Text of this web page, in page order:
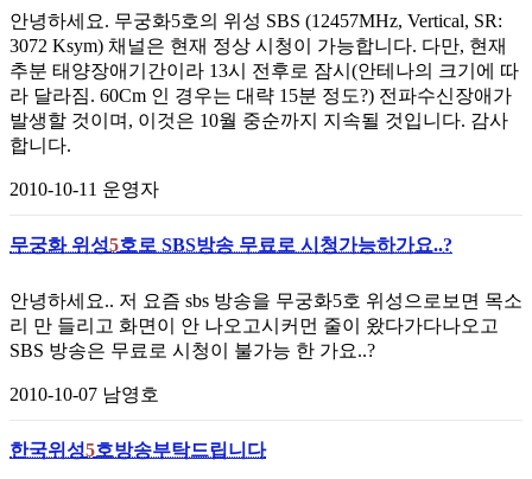
안녕하세요. 무궁화5호의 위성 SBS (12457MHz, Vertical, SR:
3072 Ksym) 채널은 현재 정상 시청이 가능합니다. 다만, 현재
추분 태양장애기간이라 13시 전후로 잠시(안테나의 크기에 따
라 달라짐. 60Cm 인 경우는 대략 15분 정도?) 전파수신장애가
발생할 것이며, 이것은 10월 중순까지 지속될 것입니다. 감사
합니다.
2010-10-11 운영자
무궁화 위성5호로 SBS방송 무료로 시청가능하가요..?
안녕하세요.. 저 요즘 sbs 방송을 무궁화5호 위성으로보면 목소
리 만 들리고 화면이 안 나오고시커먼 줄이 왔다가다나오고
SBS 방송은 무료로 시청이 불가능 한 가요..?
2010-10-07 남영호
한국위성5호방송부탁드립니다